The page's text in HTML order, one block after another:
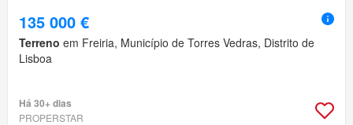
135 000 €
Terreno em Freiria, Município de Torres Vedras, Distrito de
Lisboa
Há 30+ dias
PROPERSTAR